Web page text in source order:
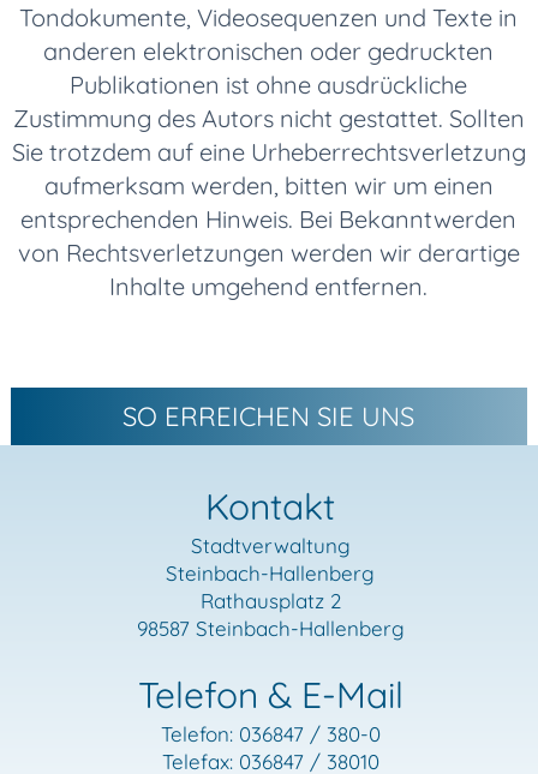
Tondokumente, Videosequenzen und Texte in
anderen elektronischen oder gedruckten
Publikationen ist ohne ausdrückliche
Zustimmung des Autors nicht gestattet. Sollten
Sie trotzdem auf eine Urheberrechtsverletzung
aufmerksam werden, bitten wir um einen
entsprechenden Hinweis. Bei Bekanntwerden
von Rechtsverletzungen werden wir derartige
Inhalte umgehend entfernen.
SO ERREICHEN SIE UNS
Kontakt
Stadtverwaltung
Steinbach-Hallenberg
Rathausplatz 2
98587 Steinbach-Hallenberg
Telefon & E-Mail
Telefon: 036847 / 380-0
Telefax: 036847 / 38010